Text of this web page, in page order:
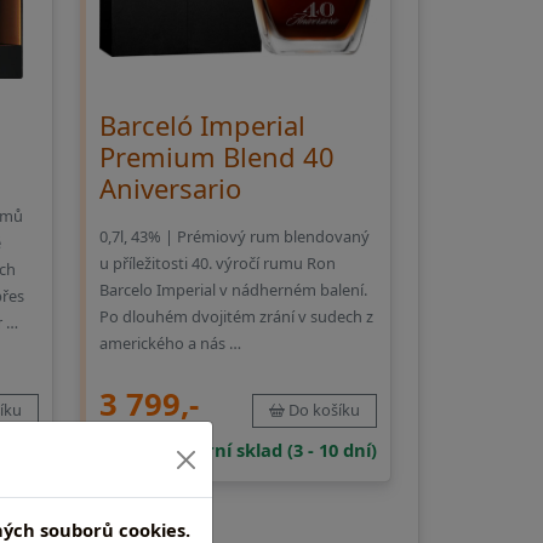
souborů cookies.
…
Barceló Imperial
Premium Blend 40
Aniversario
0,7l, 43% | Prémiový rum blendovaný
u příležitosti 40. výročí rumu Ron
Barcelo Imperial v nádherném balení.
Po dlouhém dvojitém zrání v sudech z
amerického a nás …
3 799,- Do košíku
externí sklad (3 - 10 dní)